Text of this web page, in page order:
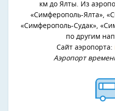
км до Ялты. Из
«Симферополь-Ялта»,
«Симферополь-Судак»,
по другим
Сайт аэропорта:
Аэропорт